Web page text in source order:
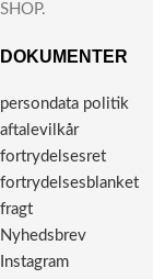
SHOP.
DOKUMENTER
persondata politik
aftalevilkår
fortrydelsesret
fortrydelsesblanket
fragt
Nyhedsbrev
Instagram